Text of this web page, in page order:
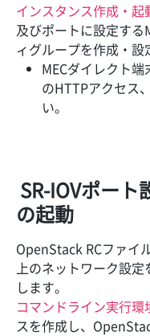
インスタンス作成・起
及びポートに設定する
ィグループを作成・設
MECダイレクト
のHTTPアクセス
い。
SR-IOVポー
の起動
OpenStack RCファイ
上のネットワーク設
します。
コマンドライン実行環
スを作成し、